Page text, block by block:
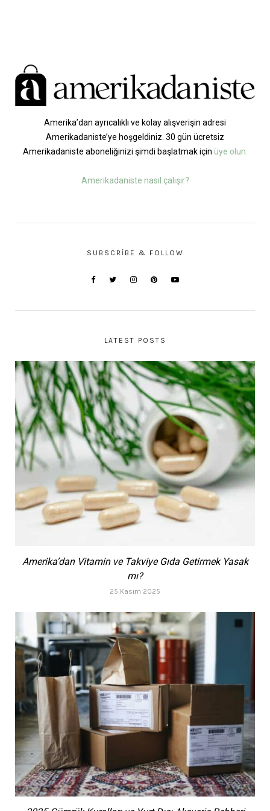
Amerika’dan ayrıcalıklı ve kolay alışverişin adresi
Amerikadaniste’ye hoşgeldiniz. 30 gün ücretsiz
Amerikadaniste aboneliğinizi şimdi başlatmak için üye olun.
Amerikadaniste nasıl çalışır?
SUBSCRIBE & FOLLOW
LATEST POSTS
Amerika’dan Vitamin ve Takviye Gıda Getirmek Yasak
mı?
25 Kasım 2025